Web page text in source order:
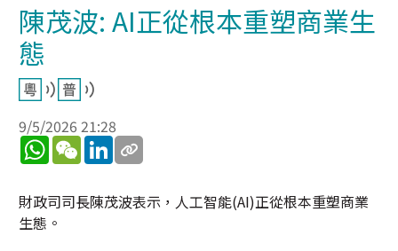
陳茂波: AI正從根本重塑商業生
態
9/5/2026 21:28
WhatsApp
WeChatLinkedIn
財政司司長陳茂波表示，人工智能(AI)正從根本重塑商業
生態。